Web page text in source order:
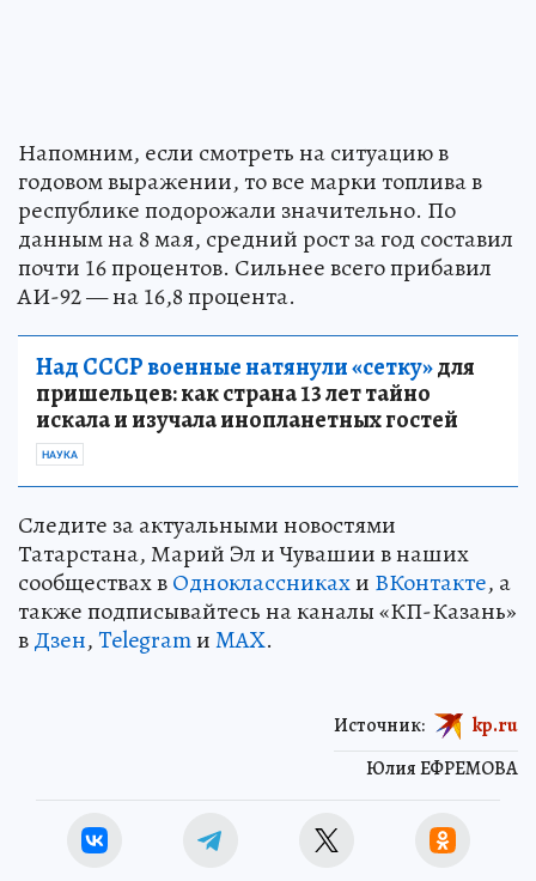
Напомним, если смотреть на ситуацию в
годовом выражении, то все марки топлива в
республике подорожали значительно. По
данным на 8 мая, средний рост за год составил
почти 16 процентов. Сильнее всего прибавил
АИ-92 — на 16,8 процента.
Над СССР военные натянули «сетку»для
пришельцев: как страна 13 лет тайно
искала и изучала инопланетных гостей
НАУКА
Следите за актуальными новостями
Татарстана, Марий Эл и Чувашии в наших
сообществах вОдноклассникахи ВКонтакте, а
также подписывайтесь на каналы «КП-Казань»
вДзен,TelegramиMAX.
Юлия ЕФРЕМОВА
Источник: kp.ru